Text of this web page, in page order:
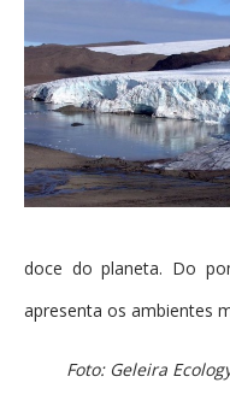
doce do planeta. Do
apresenta os ambientes
Foto: Geleira